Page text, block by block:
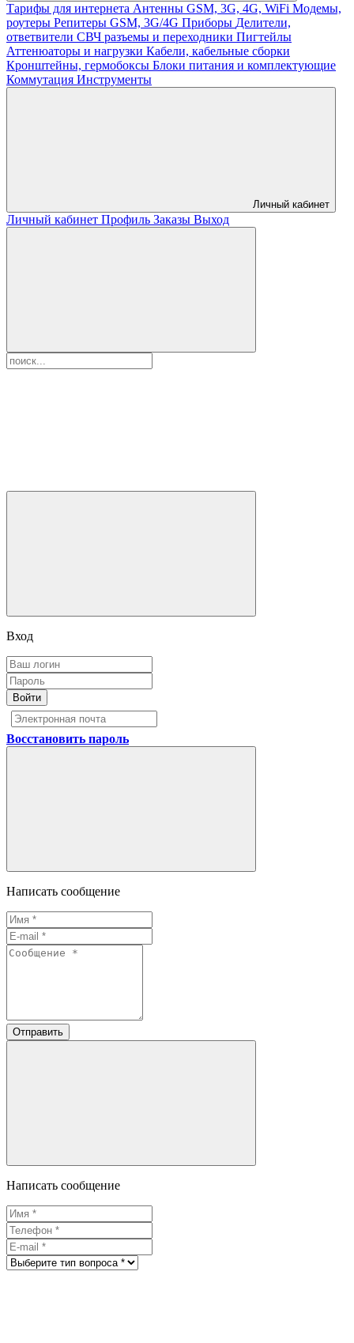
Тарифы для интернета Антенны GSM, 3G, 4G, WiFi Модемы,
роутеры Репитеры GSM, 3G/4G Приборы Делители,
ответвители СВЧ разъемы и переходники Пигтейлы
Аттенюаторы и нагрузки Кабели, кабельные сборки
Кронштейны, гермобоксы Блоки питания и комплектующие
Коммутация Инструменты
Личный кабинет
Личный кабинет Профиль Заказы Выход
Вход
Войти
Восстановить пароль
Написать сообщение
Отправить
Написать сообщение